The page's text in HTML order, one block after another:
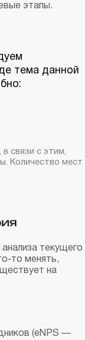
этапы.
тема данной
связи с этим,
Количество мест
текущего
то менять,
на
(eNPS —